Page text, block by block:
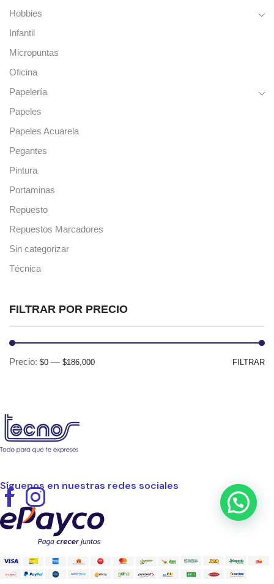
Hobbies
Infantil
Micropuntas
Oficina
Papelería
Papeles
Papeles Acuarela
Pegantes
Pintura
Portaminas
Repuesto
Repuestos Marcadores
Sin categorizar
Técnica
FILTRAR POR PRECIO
FILTRAR
Precio: $0 — $186,000
Síguenos en nuestras redes sociales
Facebook
Instagram